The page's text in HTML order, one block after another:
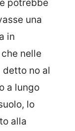
potrebbe
una
in
nelle
no al
a lungo
lo
alla